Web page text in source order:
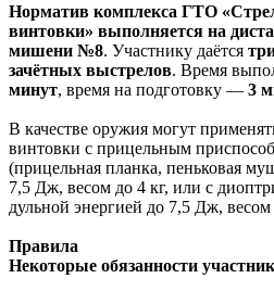
Норматив комплекса ГТО
винтовки» выполняется на
мишени №8. Участнику даётся
зачётных выстрелов. Время
минут, время на подготовку — 3
В качестве оружия могут
винтовки с прицельным
(прицельная планка, пеньковая
7,5 Дж, весом до 4 кг, или с
дульной энергией до 7,5 Дж, весом
Правила
Некоторые обязанности